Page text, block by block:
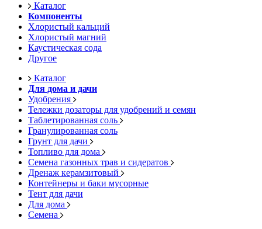
Каталог
Компоненты
Хлористый кальций
Хлористый магний
Каустическая сода
Другое
Каталог
Для дома и дачи
Удобрения
Тележки дозаторы для удобрений и семян
Таблетированная соль
Гранулированная соль
Грунт для дачи
Топливо для дома
Семена газонных трав и сидератов
Дренаж керамзитовый
Контейнеры и баки мусорные
Тент для дачи
Для дома
Семена